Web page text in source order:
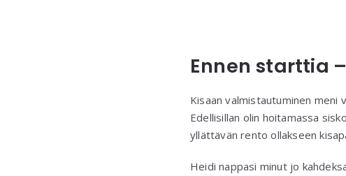
Ennen starttia
Kisaan valmistautuminen meni
Edellisillan olin hoitamassa
yllättävän rento ollakseen
Heidi nappasi minut jo